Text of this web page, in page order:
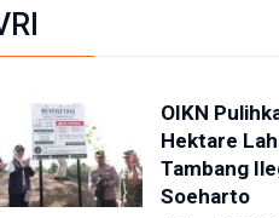
OIKN
Hektare
Tambang
Soeharto